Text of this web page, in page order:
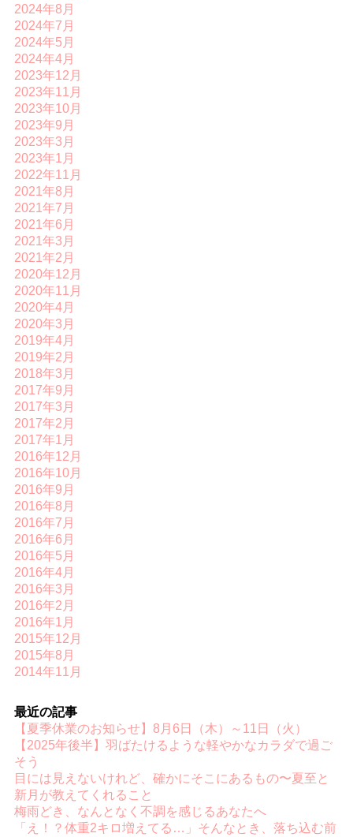
2024年8月
2024年7月
2024年5月
2024年4月
2023年12月
2023年11月
2023年10月
2023年9月
2023年3月
2023年1月
2022年11月
2021年8月
2021年7月
2021年6月
2021年3月
2021年2月
2020年12月
2020年11月
2020年4月
2020年3月
2019年4月
2019年2月
2018年3月
2017年9月
2017年3月
2017年2月
2017年1月
2016年12月
2016年10月
2016年9月
2016年8月
2016年7月
2016年6月
2016年5月
2016年4月
2016年3月
2016年2月
2016年1月
2015年12月
2015年8月
2014年11月
最近の記事
【夏季休業のお知らせ】8月6日（木）～11日（火）
【2025年後半】羽ばたけるような軽やかなカラダで過ご
そう
目には見えないけれど、確かにそこにあるもの〜夏至と
新月が教えてくれること
梅雨どき、なんとなく不調を感じるあなたへ
「え！？体重2キロ増えてる…」そんなとき、落ち込む前